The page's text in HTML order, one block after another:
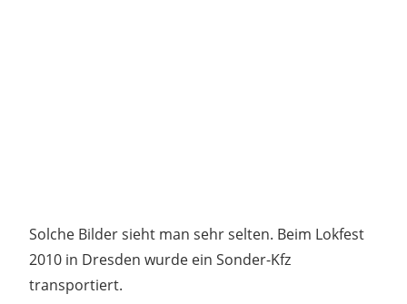
Solche Bilder sieht man sehr selten. Beim Lokfest
2010 in Dresden wurde ein Sonder-Kfz
transportiert.